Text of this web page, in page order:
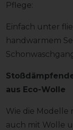
Pflege:
Einfach unter
handwarmem
aus Eco-Wolle
Wie die Modelle
auch mit Wolle